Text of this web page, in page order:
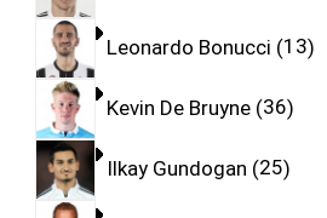
Leonardo Bonucci 13
Kevin De Bruyne 36
Ilkay Gundogan 25